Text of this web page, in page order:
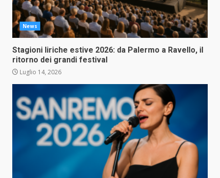
News
Stagioni liriche estive 2026: da Palermo a Ravello, il
ritorno dei grandi festival
Luglio 14, 2026